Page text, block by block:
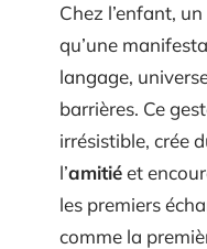
Chez l’enfant, un
qu’une
langage,
barrières. Ce
irrésistible, crée
l’amitiéet
les premiers
comme la